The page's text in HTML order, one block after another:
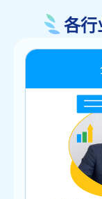
各行